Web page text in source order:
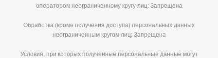
оператором неограниченному кругу лиц: Запрещена
Обработка (кроме получения доступа) персональных данных
неограниченным кругом лиц: Запрещена
Условия, при которых полученные персональные данные могут